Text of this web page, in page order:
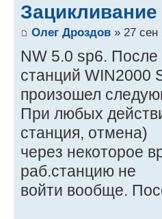
Зацикливание
Олег Дроздов » 27 сен
NW 5.0 sp6. После
станций WIN2000
произошел
При любых
станция, отмена)
через некоторое
раб.станцию не
войти вообще.